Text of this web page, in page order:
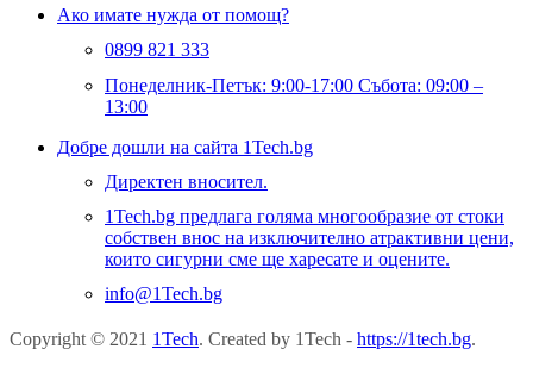
Ако имате нужда от помощ?
0899 821 333
Понеделник-Петък: 9:00-17:00 Събота: 09:00 –
13:00
Добре дошли на сайта 1Tech.bg
Директен вносител.
1Tech.bg предлага голяма многообразие от стоки
собствен внос на изключително атрактивни цени,
които сигурни сме ще харесате и оцените.
info@1Tech.bg
Copyright © 2021 1Tech. Created by 1Tech - https://1tech.bg.